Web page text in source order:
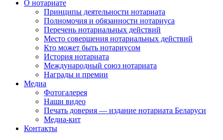
О нотариате
Принципы деятельности нотариата
Полномочия и обязанности нотариуса
Перечень нотариальных действий
Место совершения нотариальных действий
Кто может быть нотариусом
История нотариата
Международный союз нотариата
Награды и премии
Медиа
Фотогалерея
Наши видео
Печать доверия — издание нотариата Беларуси
Медиа-кит
Контакты